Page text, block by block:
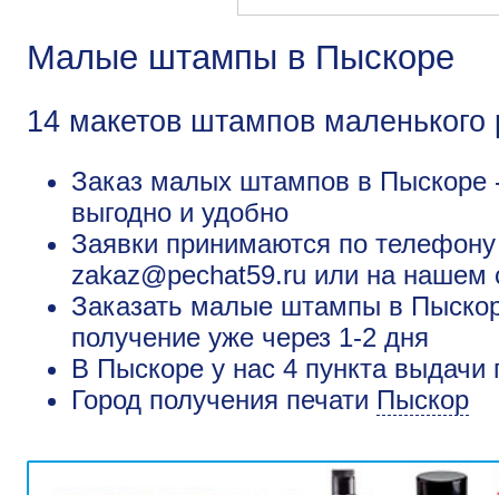
Малые штампы в Пыскоре
14 макетов штампов маленького
Заказ малых штампов в Пыскоре
выгодно и удобно
Заявки принимаются по
zakaz@pechat59.ru или на нашем
Заказать малые штампы в
получение уже через 1-2 дня
В Пыскоре у нас 4 пункта выдачи
Город получения печати Пыскор